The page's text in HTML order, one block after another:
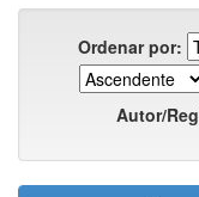
Ordenar por:
Autor/